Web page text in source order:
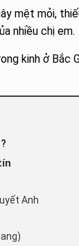
mệt mỏi,
nhiều chị em.
kinh ở
Anh